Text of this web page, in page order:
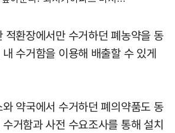
적환장에서만 수거하던 폐농약을 동
수거함을 이용해 배출할 수 있게
약국에서 수거하던 폐의약품도 동
거함과 사전 수요조사를 통해 설치